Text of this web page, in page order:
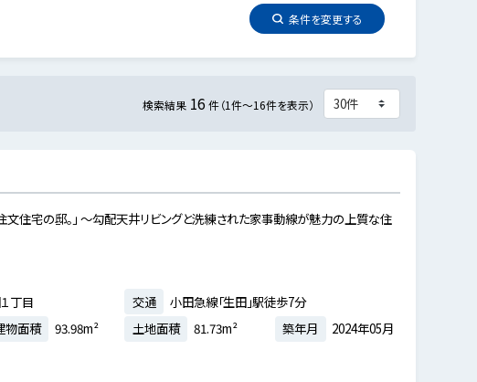
条件を変更する
検索結果 16 件（1件～16件を表示）
文住宅の邸。」 ～勾配天井リビングと洗練された家事動線が魅力の上質な住
丁目 交通
小田急線「生田」駅徒歩7分
物面積 93.98m² 土地面積 81.73m² 築年月 2024年05月